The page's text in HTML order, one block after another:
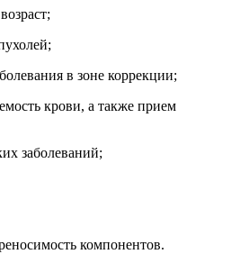
в зоне коррекции;
крови, а также прием
заболеваний;
компонентов.